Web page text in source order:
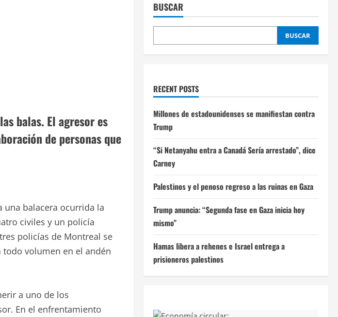
balas. El agresor es
de personas que
una balacera ocurrida la
civiles y un policía
policías de Montreal se
volumen en el andén
a uno de los
En el enfrentamiento
BUSCAR
BUSCAR
RECENT POSTS
Millones de estadounidenses se manifiestan contra
Trump
“Si Netanyahu entra a Canadá Sería arrestado”, dice
Carney
Palestinos y el penoso regreso a las ruinas en Gaza
Trump anuncia: “Segunda fase en Gaza inicia hoy
mismo”
Hamas libera a rehenes e Israel entrega a
prisioneros palestinos